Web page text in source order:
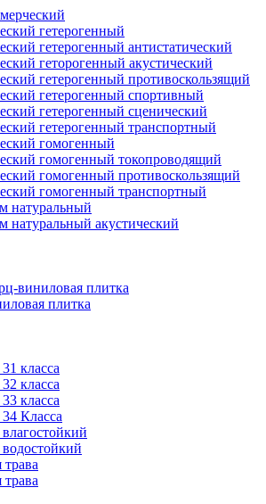
гетерогенный
гетерогенный антистатический
геторогенный акустический
гетерогенный противоскользящий
гетерогенный спортивный
гетерогенный сценический
гетерогенный транспортный
гомогенный
гомогенный токопроводящий
гомогенный противоскользящий
гомогенный транспортный
натуральный
натуральный акустический
виниловая плитка
плитка
класса
класса
класса
Класса